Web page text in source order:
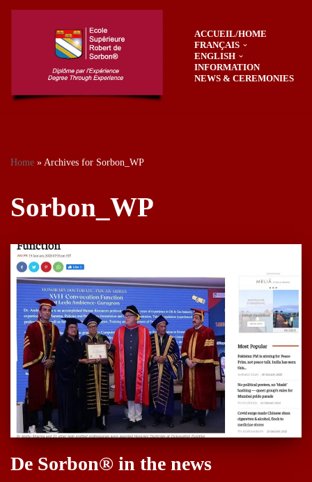
ACCUEIL/HOME
FRANÇAIS
ENGLISH
INFORMATION
NEWS & CEREMONIES
Home » Archives for Sorbon_WP
Sorbon_WP
De Sorbon® in the news